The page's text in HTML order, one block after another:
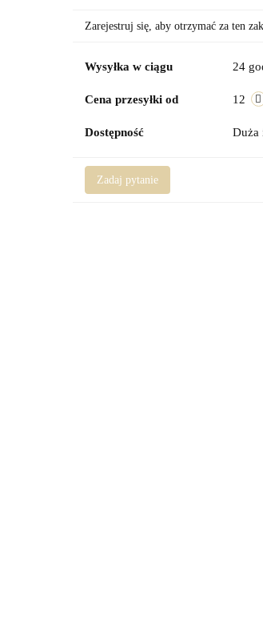
Zarejestruj się, aby otrzymać za ten
Wysyłka w ciągu 24
Cena przesyłki od 12
Dostępność Duża
Zadaj pytanie